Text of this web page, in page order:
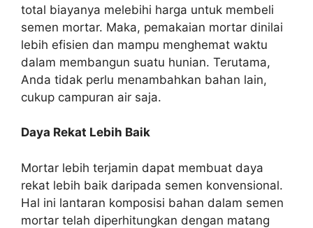
total biayanya melebihi harga untuk membeli
semen mortar. Maka, pemakaian mortar dinilai
lebih efisien dan mampu menghemat waktu
dalam membangun suatu hunian. Terutama,
Anda tidak perlu menambahkan bahan lain,
cukup campuran air saja.
Daya Rekat Lebih Baik
Mortar lebih terjamin dapat membuat daya
rekat lebih baik daripada semen konvensional.
Hal ini lantaran komposisi bahan dalam semen
mortar telah diperhitungkan dengan matang